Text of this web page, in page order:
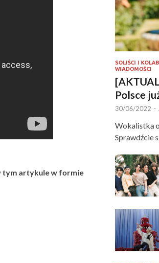
tym artykule w formie
SOLIŚCI I
WIADOMOŚCI
Polsce
30/06/2022 -
Wokalistka
Sprawdźcie